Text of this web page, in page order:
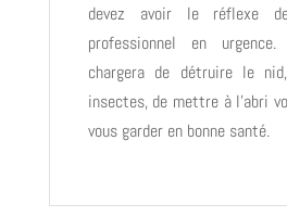
devez avoir le réflexe
professionnel en
chargera de détruire le
insectes, de mettre à l’abri
vous garder en bonne santé.